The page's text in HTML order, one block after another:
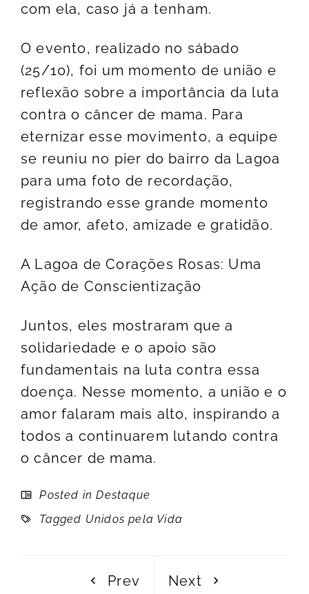
com ela, caso já a tenham.
O evento, realizado no sábado
(25/10), foi um momento de união e
reflexão sobre a importância da luta
contra o câncer de mama. Para
eternizar esse movimento, a equipe
se reuniu no pier do bairro da Lagoa
para uma foto de recordação,
registrando esse grande momento
de amor, afeto, amizade e gratidão.
A Lagoa de Corações Rosas: Uma
Ação de Conscientização
Juntos, eles mostraram que a
solidariedade e o apoio são
fundamentais na luta contra essa
doença. Nesse momento, a união e o
amor falaram mais alto, inspirando a
todos a continuarem lutando contra
o câncer de mama.
Posted inDestaque
Tagged Unidos pela Vida
Prev
Next